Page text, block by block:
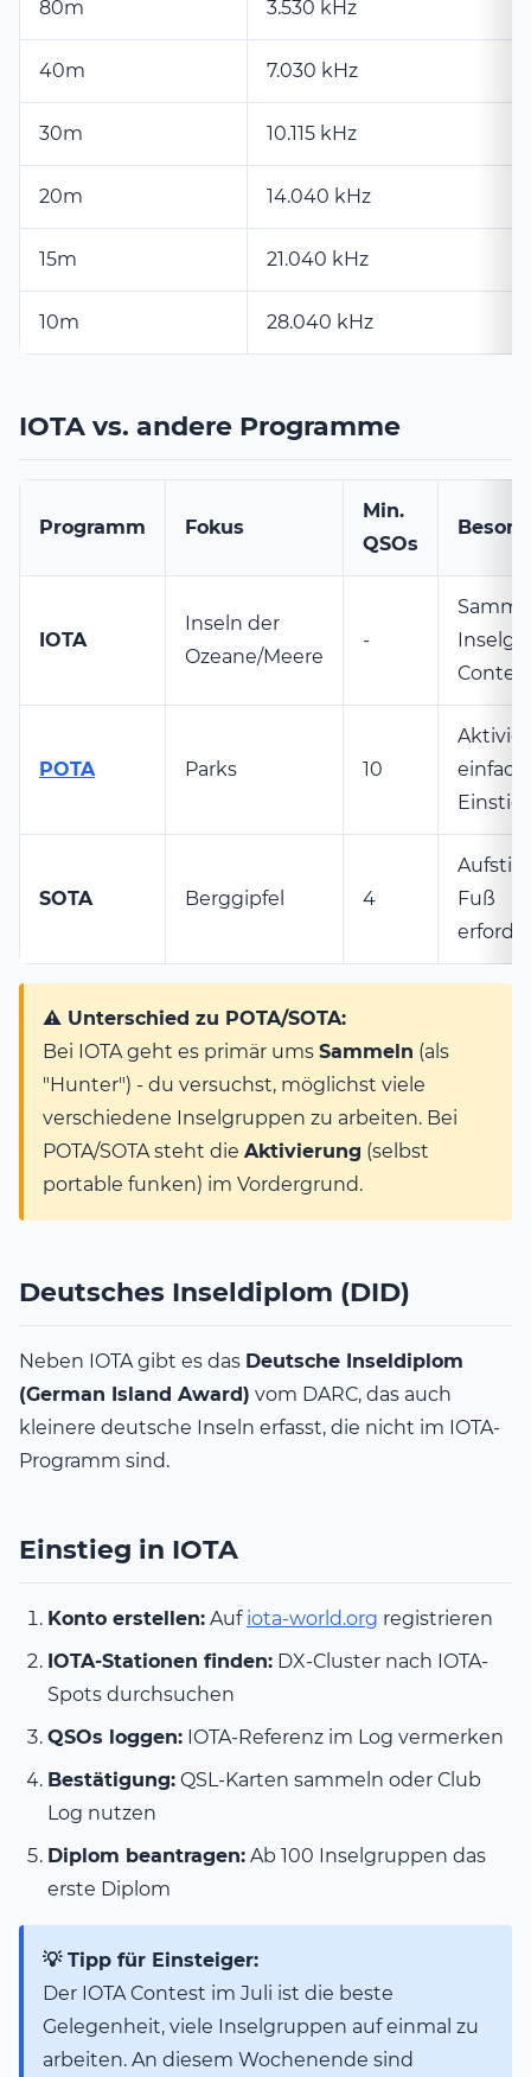
80m 3.530 kHz
40m 7.030 kHz
30m 10.115 kHz
20m 14.040 kHz
15m 21.040 kHz
10m 28.040 kHz
IOTA vs. andere Programme
Programm Fokus
Min.
QSOs
IOTA
Inseln der
Ozeane/Meere
-
POTA Parks 10
SOTA Berggipfel 4
Fuß
⚠️ Unterschied zu POTA/SOTA:
Bei IOTA geht es primär ums Sammeln (als
"Hunter") - du versuchst, möglichst viele
verschiedene Inselgruppen zu arbeiten. Bei
POTA/SOTA steht die Aktivierung (selbst
portable funken) im Vordergrund.
Deutsches Inseldiplom (DID)
Neben IOTA gibt es das Deutsche Inseldiplom
(German Island Award) vom DARC, das auch
kleinere deutsche Inseln erfasst, die nicht im IOTA-
Programm sind.
Einstieg in IOTA
Konto erstellen: Auf iota-world.org registrieren
IOTA-Stationen finden: DX-Cluster nach IOTA-
Spots durchsuchen
QSOs loggen: IOTA-Referenz im Log vermerken
Bestätigung: QSL-Karten sammeln oder Club
Log nutzen
Diplom beantragen: Ab 100 Inselgruppen das
erste Diplom
💡 Tipp für Einsteiger:
Der IOTA Contest im Juli ist die beste
Gelegenheit, viele Inselgruppen auf einmal zu
arbeiten. An diesem Wochenende sind